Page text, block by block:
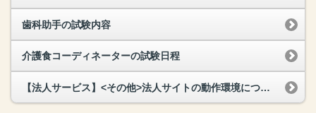
歯科助手の試験内容
介護食コーディネーターの試験日程
【法人サービス】<その他>法人サイトの動作環境について教えてください。